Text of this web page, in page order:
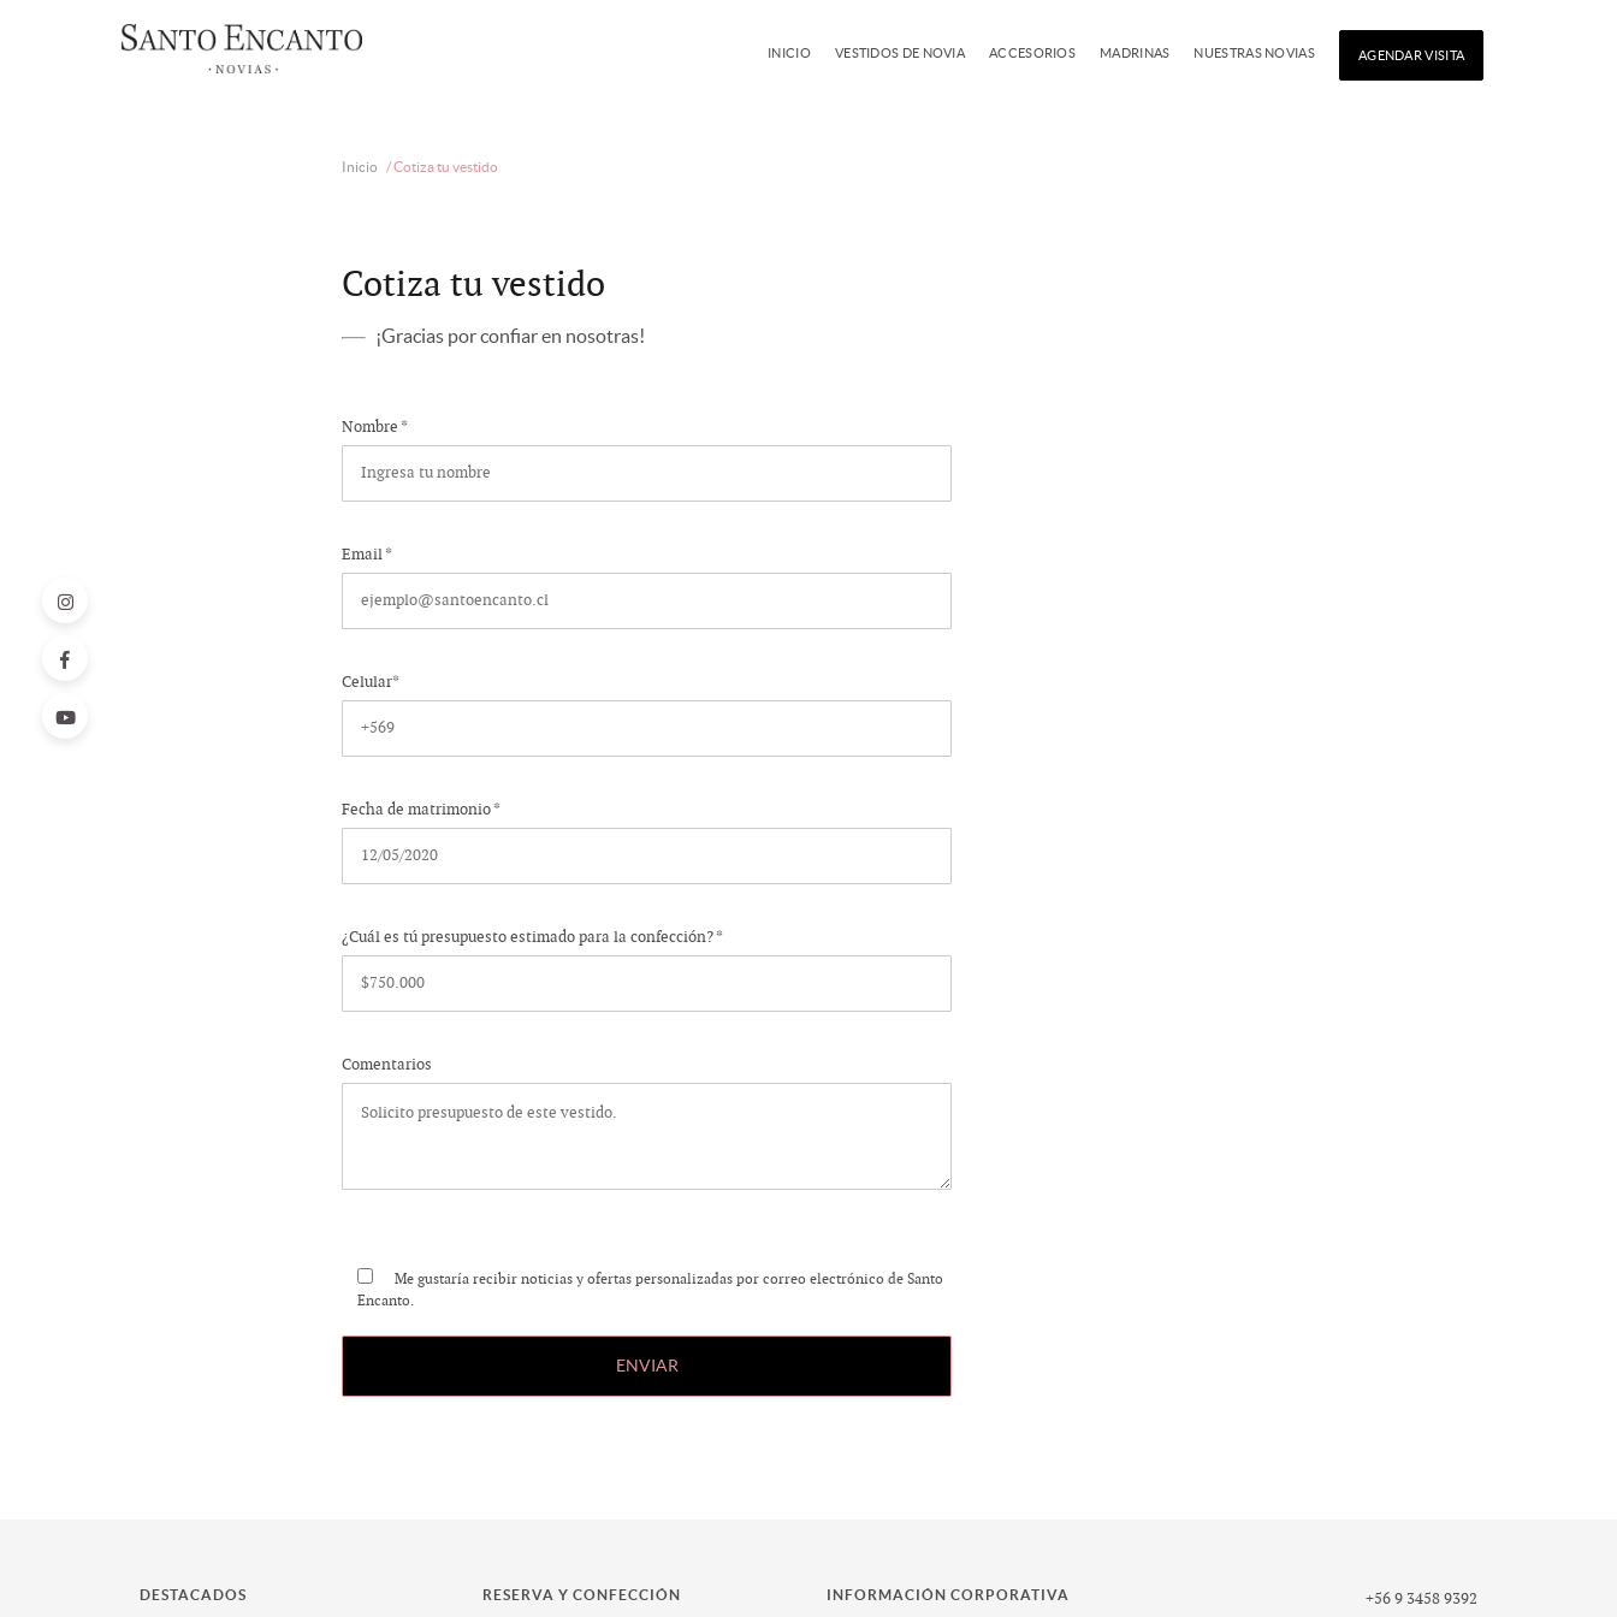
INICIO VESTIDOS DE NOVIA ACCESORIOS MADRINAS NUESTRAS NOVIAS AGENDAR VISITA
Inicio /Cotiza tu vestido
Cotiza tu vestido
¡Gracias por confiar en nosotras!
Nombre *
Email *
Celular*
Fecha de matrimonio *
¿Cuál es tú presupuesto estimado para la confección? *
Comentarios
Me gustaría recibir noticias y ofertas personalizadas por correo electrónico de Santo
Encanto.
DESTACADOS RESERVA Y CONFECCIÓN INFORMACIÓN CORPORATIVA +56 9 3458 9392